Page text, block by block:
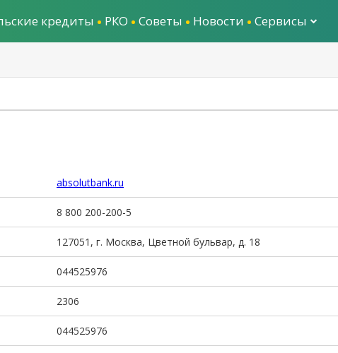
кредиты РКО Советы Новости Сервисы
absolutbank.ru
8 800 200-200-5
127051, г. Москва, Цветной бульвар, д. 18
044525976
2306
044525976